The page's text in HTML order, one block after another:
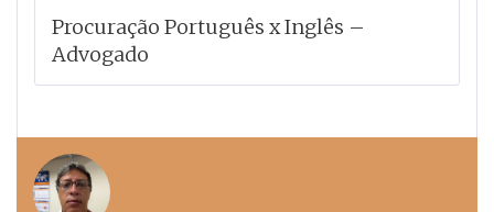
Procuração Português x Inglês –
Advogado